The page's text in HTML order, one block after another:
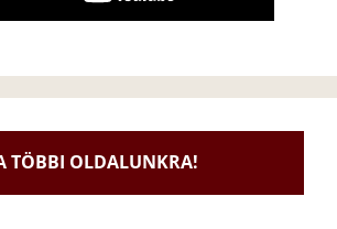
TÖBBI OLDALUNKRA!